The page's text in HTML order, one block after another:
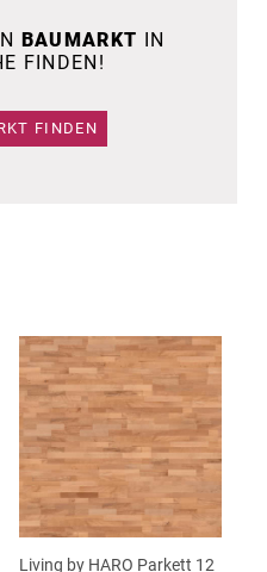
BAUMARKT IN
FINDEN!
FINDEN
Living by HARO Parkett 12